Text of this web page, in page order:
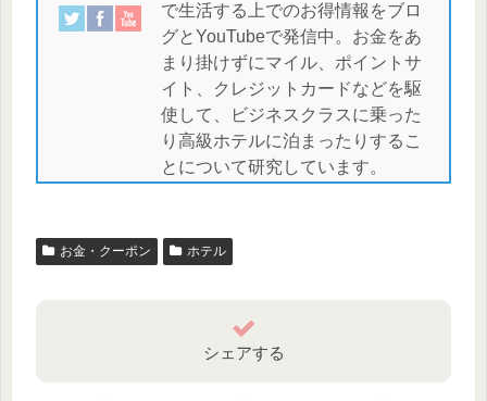
で生活する上でのお得情報をブロ
グとYouTubeで発信中。お金をあ
まり掛けずにマイル、ポイントサ
イト、クレジットカードなどを駆
使して、ビジネスクラスに乗った
り高級ホテルに泊まったりするこ
とについて研究しています。
お金・クーポン ホテル
シェアする